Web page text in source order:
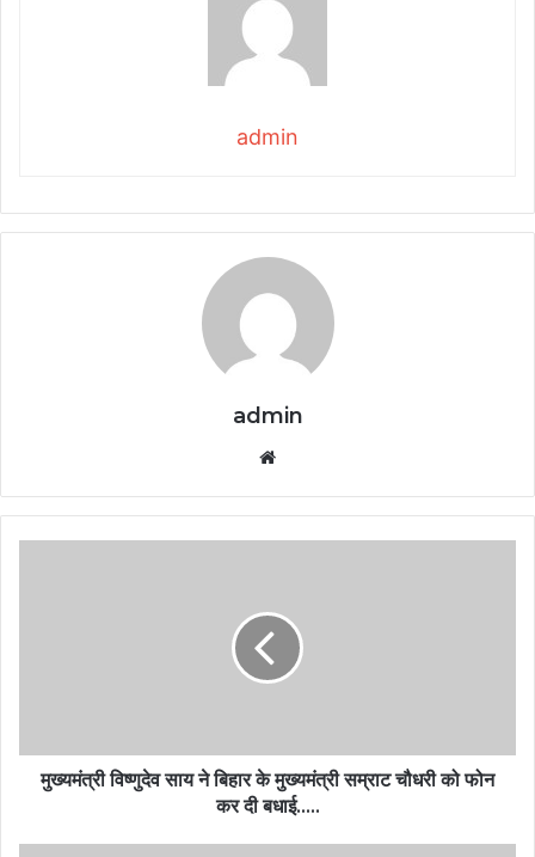
admin
admin
मुख्यमंत्री विष्णुदेव साय ने बिहार के मुख्यमंत्री सम्राट चौधरी को फोन
कर दी बधाई…..